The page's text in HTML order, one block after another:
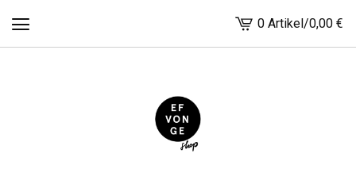
Warenkorb
ansehen
0 Artikel/0,00 €